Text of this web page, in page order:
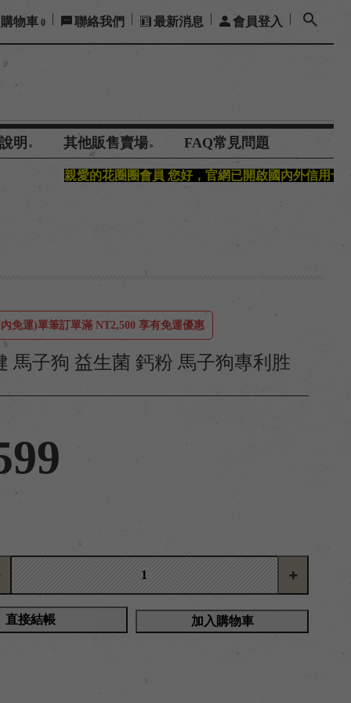
購物車 0 聯絡我們 最新消息 會員登入
明 其他販售賣場 FAQ常見問題
花圈圈會員 您好，官網已開啟國內外信用卡支付功能，感謝
馬子狗 益生菌 鈣粉 馬子狗專利胜
免運)單筆訂單滿 NT2,500 享有免運優惠
直接結帳 加入購物車